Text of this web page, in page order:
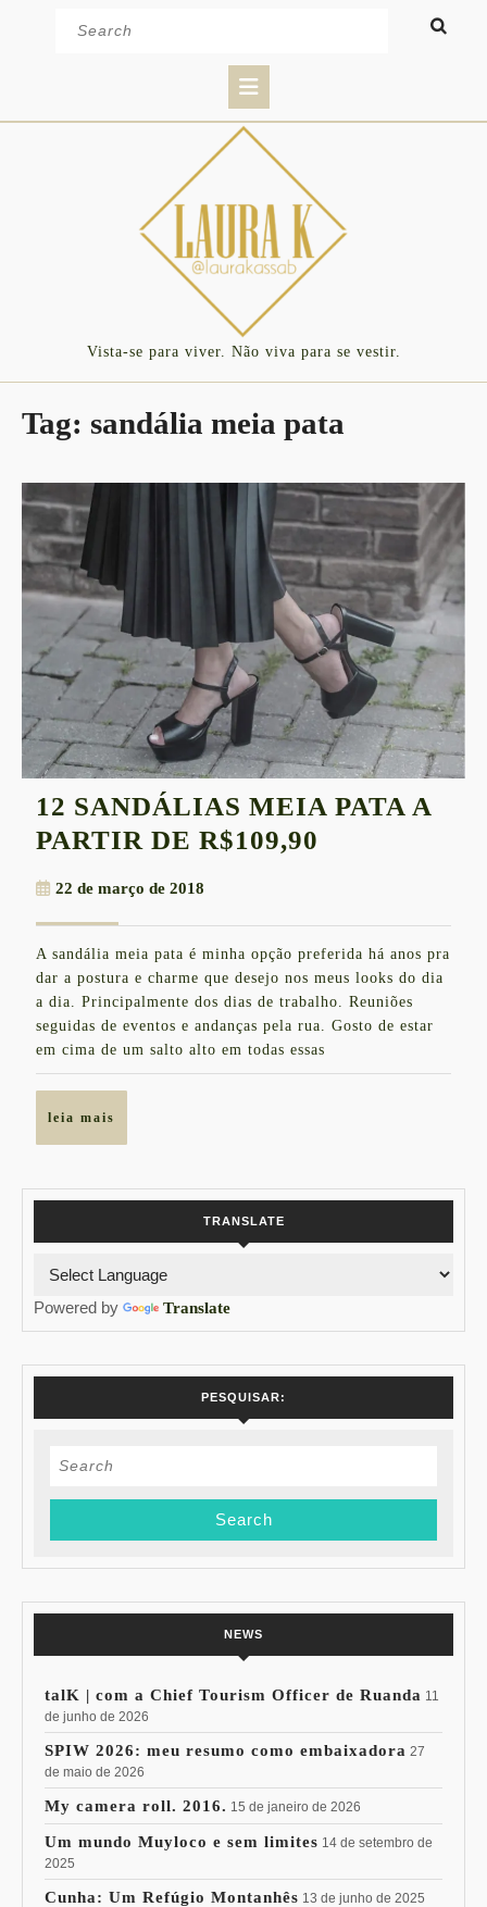
Button
Vista-se para viver. Não viva para se vestir.
Tag: sandália meia pata
12 SANDÁLIAS MEIA PATA A
PARTIR DE R$109,90
PATA
A
PARTIR
DE
R$109,90
22 de março de 2018
de
2018
A sandália meia pata é minha opção preferida há anos pra
dar a postura e charme que desejo nos meus looks do dia
a dia. Principalmente dos dias de trabalho. Reuniões
seguidas de eventos e andanças pela rua. Gosto de estar
em cima de um salto alto em todas essas
leia mais
TRANSLATE
Powered by Translate
PESQUISAR:
Search
NEWS
talK | com a Chief Tourism Officer de Ruanda 11
de junho de 2026
SPIW 2026: meu resumo como embaixadora 27
de maio de 2026
My camera roll. 2016. 15 de janeiro de 2026
Um mundo Muyloco e sem limites 14 de setembro de
2025
Cunha: Um Refúgio Montanhês 13 de junho de 2025